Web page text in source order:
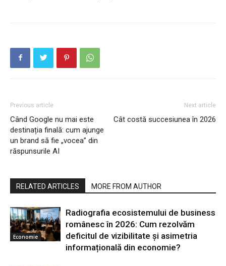
Previous article
Când Google nu mai este
destinația finală: cum ajunge
un brand să fie „vocea” din
răspunsurile AI
Next article
Cât costă succesiunea în 2026
RELATED ARTICLES MORE FROM AUTHOR
Economie
Radiografia ecosistemului de business
românesc în 2026: Cum rezolvăm
deficitul de vizibilitate și asimetria
informațională din economie?